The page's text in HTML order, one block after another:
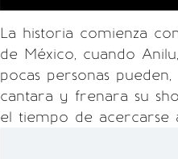
La historia comienza
de México, cuando
pocas personas
cantara y frenara su
el tiempo de acercarse